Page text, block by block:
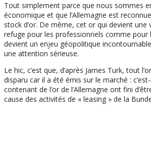
Tout simplement parce que nous sommes
économique et que l’Allemagne est
stock d’or. De même, cet or qui devient une
refuge pour les professionnels comme pour
devient un enjeu géopolitique
une attention sérieuse.
Le hic, c’est que, d’après James Turk, tout
disparu car il a été émis sur le marché :
contenant de l’or de l’Allemagne ont fini
cause des activités de « leasing » de la